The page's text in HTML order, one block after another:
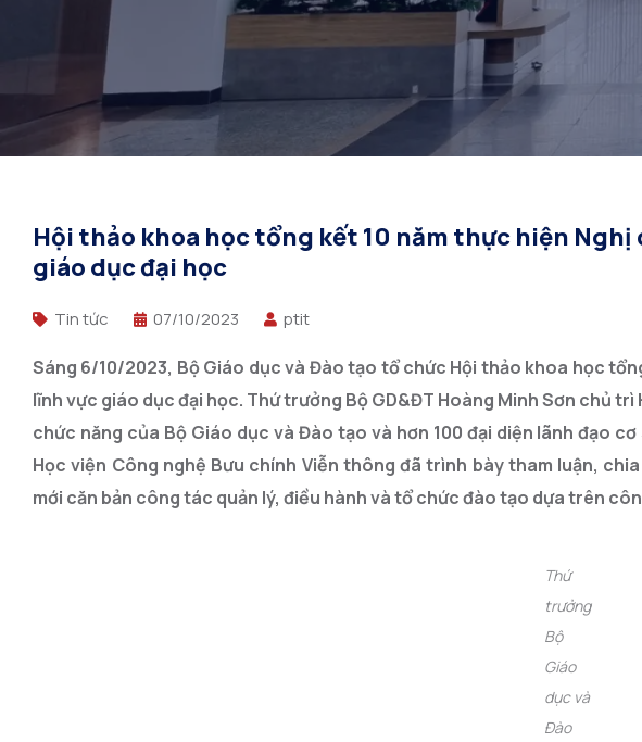
Hội thảo khoa học tổng kết 10 năm thực hiện
giáo dục đại học
Tin tức 07/10/2023 ptit
Sáng 6/10/2023, Bộ Giáo dục và Đào tạo tổ chức Hội thảo khoa học
lĩnh vực giáo dục đại học. Thứ trưởng Bộ GD&ĐT Hoàng Minh Sơn chủ
chức năng của Bộ Giáo dục và Đào tạo và hơn 100 đại diện lãnh đạo
Học viện Công nghệ Bưu chính Viễn thông đã trình bày tham luận,
mới căn bản công tác quản lý, điều hành và tổ chức đào tạo dựa trên
Thứ
trưởng
Bộ
Giáo
dục và
Đào